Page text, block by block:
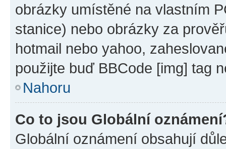
obrázky umístěné na vlastním
stanice) nebo obrázky za
hotmail nebo yahoo,
použijte buď BBCode [img] tag
Nahoru
Co to jsou Globální
Globální oznámení obsahují